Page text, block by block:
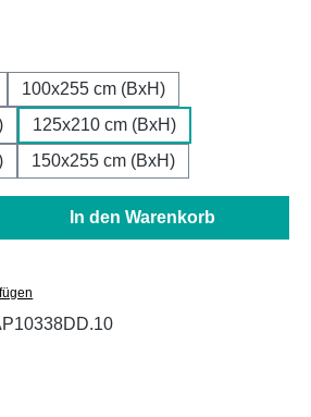
100x255 cm (BxH)
125x210 cm (BxH)
150x255 cm (BxH)
Gib den gewünschten
In den Warenkorb